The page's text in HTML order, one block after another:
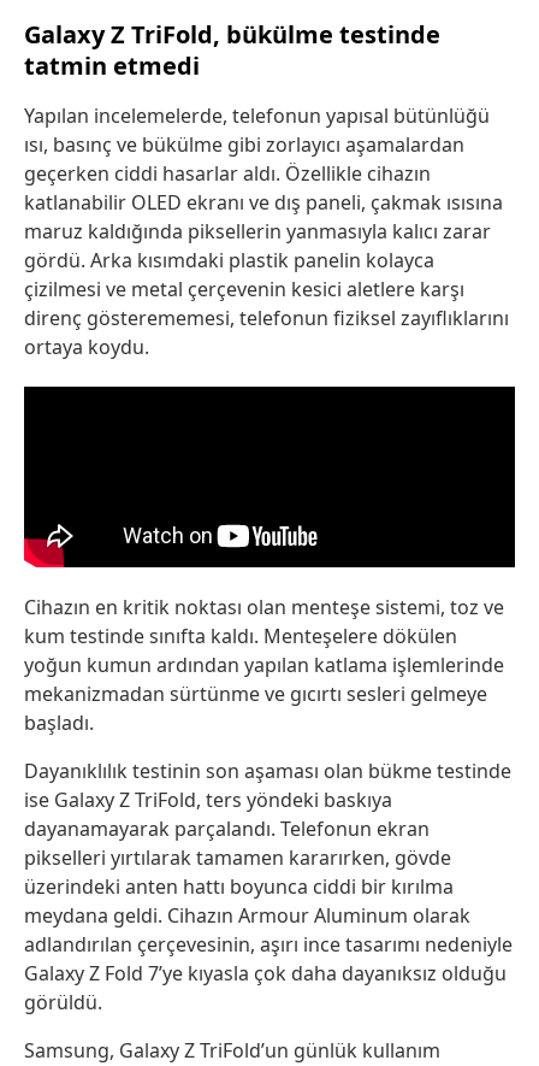
Galaxy Z TriFold, bükülme testinde
tatmin etmedi
Yapılan incelemelerde, telefonun yapısal bütünlüğü
ısı, basınç ve bükülme gibi zorlayıcı aşamalardan
geçerken ciddi hasarlar aldı. Özellikle cihazın
katlanabilir OLED ekranı ve dış paneli, çakmak ısısına
maruz kaldığında piksellerin yanmasıyla kalıcı zarar
gördü. Arka kısımdaki plastik panelin kolayca
çizilmesi ve metal çerçevenin kesici aletlere karşı
direnç gösterememesi, telefonun fiziksel zayıflıklarını
ortaya koydu.
Cihazın en kritik noktası olan menteşe sistemi, toz ve
kum testinde sınıfta kaldı. Menteşelere dökülen
yoğun kumun ardından yapılan katlama işlemlerinde
mekanizmadan sürtünme ve gıcırtı sesleri gelmeye
başladı.
Dayanıklılık testinin son aşaması olan bükme testinde
ise Galaxy Z TriFold, ters yöndeki baskıya
dayanamayarak parçalandı. Telefonun ekran
pikselleri yırtılarak tamamen kararırken, gövde
üzerindeki anten hattı boyunca ciddi bir kırılma
meydana geldi. Cihazın Armour Aluminum olarak
adlandırılan çerçevesinin, aşırı ince tasarımı nedeniyle
Galaxy Z Fold 7’ye kıyasla çok daha dayanıksız olduğu
görüldü.
Samsung, Galaxy Z TriFold’un günlük kullanım